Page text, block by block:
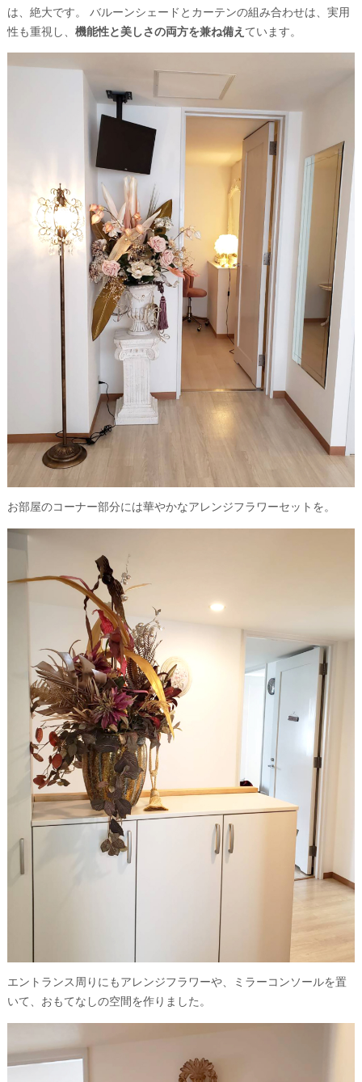
は、絶大です。 バルーンシェードとカーテンの組み合わせは、実用
性も重視し、 機能性と美しさの両方を兼ね備え ています。
お部屋のコーナー部分には華やかなアレンジフラワーセットを。
エントランス周りにもアレンジフラワーや、ミラーコンソールを置
いて、おもてなしの空間を作りました。